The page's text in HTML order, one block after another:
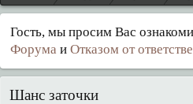
Гость, мы просим Вас
Форума и Отказом от
Шанс заточки